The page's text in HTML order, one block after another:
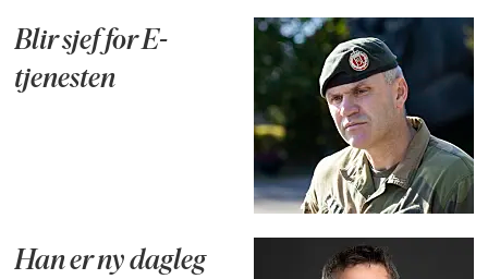
Blir sjef for E-
tjenesten
Han er ny dagleg